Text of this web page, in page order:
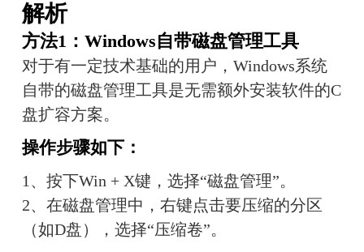
解析
方法1：Windows自带磁盘管理工具
对于有一定技术基础的用户，Windows系统
自带的磁盘管理工具是无需额外安装软件的C
盘扩容方案。
操作步骤如下：
1、按下Win + X键，选择“磁盘管理”。
2、在磁盘管理中，右键点击要压缩的分区
（如D盘），选择“压缩卷”。